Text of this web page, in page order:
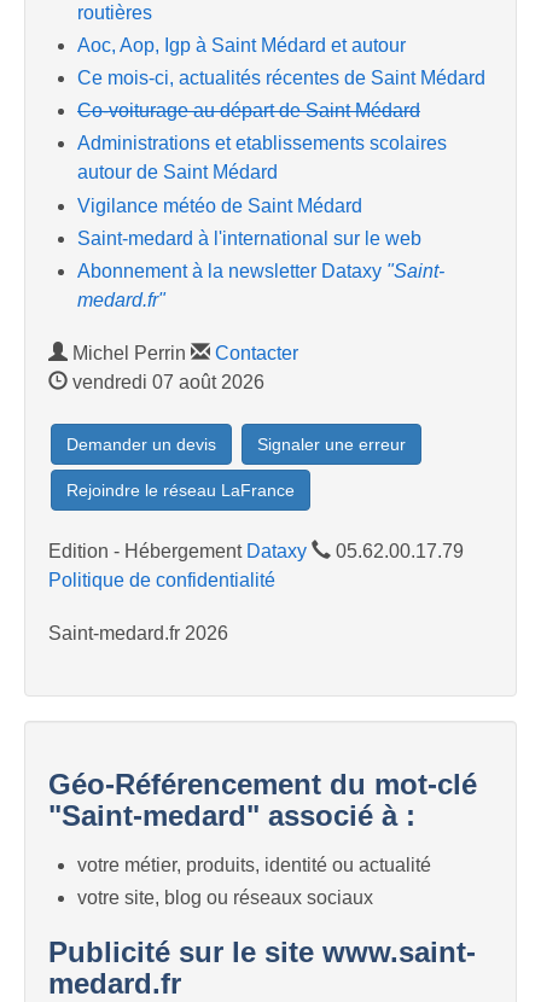
routières
Aoc, Aop, Igp à Saint Médard et autour
Ce mois-ci, actualités récentes de Saint Médard
Co-voiturage au départ de Saint Médard
Administrations et etablissements scolaires
autour de Saint Médard
Vigilance météo de Saint Médard
Saint-medard à l'international sur le web
Abonnement à la newsletter Dataxy "Saint-
medard.fr"
Michel Perrin
Contacter
vendredi 07 août 2026
Demander un devis Signaler une erreur
Rejoindre le réseau LaFrance
Edition - Hébergement Dataxy
05.62.00.17.79
Politique de confidentialité
Saint-medard.fr 2026
Géo-Référencement du mot-clé
"Saint-medard" associé à :
votre métier, produits, identité ou actualité
votre site, blog ou réseaux sociaux
Publicité sur le site www.saint-
medard.fr